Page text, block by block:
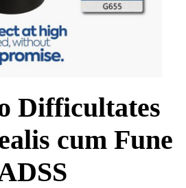
Difficultates
cum Fune